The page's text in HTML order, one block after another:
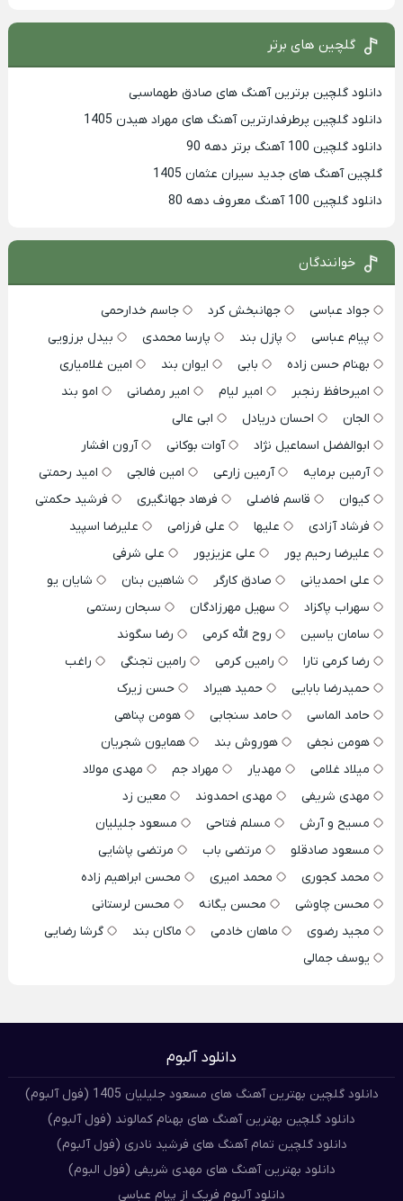
گلچین های برتر
دانلود گلچین برترین آهنگ های صادق طهماسبی
دانلود گلچین پرطرفدارترین آهنگ های مهراد هیدن 1405
دانلود گلچین 100 آهنگ برتر دهه 90
گلچین آهنگ های جدید سیران عثمان 1405
دانلود گلچین 100 آهنگ معروف دهه 80
خوانندگان
جواد عباسی جهانبخش کرد
جاسم خدارحمی
پیام عباسی
پازل بند پارسا محمدی
بیدل برزویی
بهنام حسن زاده
بابی ایوان بند
امین غلامیاری
امیرحافظ رنجبر
امیر لیام امیر رمضانی
امو بند
الجان
احسان دریادل
ابی عالی
ابوالفضل اسماعیل نژاد
آوات بوکانی
آرون افشار
آرمین برمایه
آرمین زارعی امین فالجی
امید رحمتی
کیوان
قاسم فاضلی فرهاد جهانگیری
فرشید حکمتی
فرشاد آزادی
علیها علی فرزامی
علیرضا اسپید
علیرضا رحیم پور
علی عزیزپور
علی شرفی
علی احمدیانی
صادق کارگر شاهین بنان
شایان یو
سهراب پاکزاد
سهیل مهرزادگان
سبحان رستمی
سامان یاسین
روح الله کرمی
رضا سگوند
رضا کرمی تارا
رامین کرمی رامین تجنگی
راغب
حمیدرضا بابایی
حمید هیراد
حسن زیرک
حامد الماسی
حامد سنجابی
هومن پناهی
هومن نجفی
هوروش بند
همایون شجریان
میلاد غلامی
مهدیار مهراد جم
مهدی مولاد
مهدی شریفی
مهدی احمدوند
معین زد
مسیح و آرش
مسلم فتاحی
مسعود جلیلیان
مسعود صادقلو
مرتضی باب
مرتضی پاشایی
محمد کجوری
محمد امیری
محسن ابراهیم زاده
محسن چاوشی
محسن یگانه
محسن لرستانی
مجید رضوی
ماهان خادمی ماکان بند
گرشا رضایی
یوسف جمالی
دانلود آلبوم
دانلود گلچین بهترین آهنگ های مسعود جلیلیان 1405 (فول آلبوم)
دانلود گلچین بهترین آهنگ های بهنام کمالوند (فول آلبوم)
دانلود گلچین تمام آهنگ های فرشید نادری (فول آلبوم)
دانلود بهترین آهنگ های مهدی شریفی (فول البوم)
دانلود آلبوم فریک از پیام عباسی